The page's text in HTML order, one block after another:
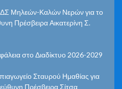
ΔΣ Μηλεών-Καλών Νερών για το
Πρέσβειρα Αικατερίνη Σ.
στο Διαδίκτυο 2026-2029
Σταυρού Ημαθίας για
Πρέσβειρα Σίτσα